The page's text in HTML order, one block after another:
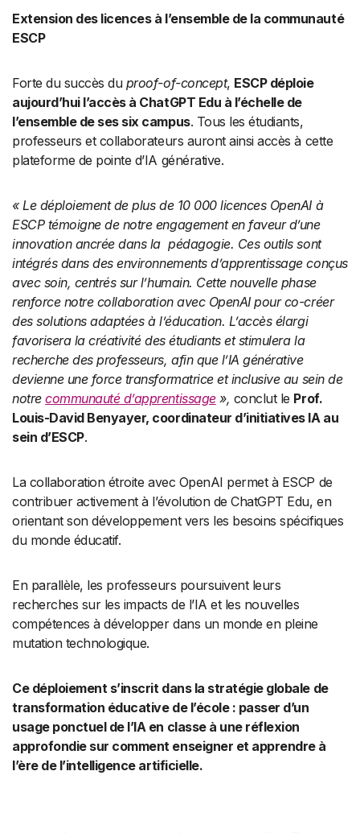
Extension des licences à l’ensemble de la communauté
ESCP
Forte du succès du proof-of-concept, ESCP déploie
aujourd’hui l’accès à ChatGPT Edu à l’échelle de
l’ensemble de ses six campus. Tous les étudiants,
professeurs et collaborateurs auront ainsi accès à cette
plateforme de pointe d’IA générative.
« Le déploiement de plus de 10 000 licences OpenAI à
ESCP témoigne de notre engagement en faveur d’une
innovation ancrée dans la pédagogie. Ces outils sont
intégrés dans des environnements d’apprentissage conçus
avec soin, centrés sur l’humain. Cette nouvelle phase
renforce notre collaboration avec OpenAI pour co-créer
des solutions adaptées à l’éducation. L’accès élargi
favorisera la créativité des étudiants et stimulera la
recherche des professeurs, afin que l’IA générative
devienne une force transformatrice et inclusive au sein de
notrecommunauté d’apprentissage», conclut le Prof.
Louis-David Benyayer, coordinateur d’initiatives IA au
sein d’ESCP.
La collaboration étroite avec OpenAI permet à ESCP de
contribuer activement à l’évolution de ChatGPT Edu, en
orientant son développement vers les besoins spécifiques
du monde éducatif.
En parallèle, les professeurs poursuivent leurs
recherches sur les impacts de l’IA et les nouvelles
compétences à développer dans un monde en pleine
mutation technologique.
Ce déploiement s’inscrit dans la stratégie globale de
transformation éducative de l’école : passer d’un
usage ponctuel de l’IA en classe à une réflexion
approfondie sur comment enseigner et apprendre à
l’ère de l’intelligence artificielle.